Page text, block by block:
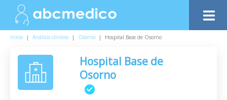
Inicio | Análisis clinicos | Osorno | Hospital Base de Osorno
Hospital Base de
Osorno